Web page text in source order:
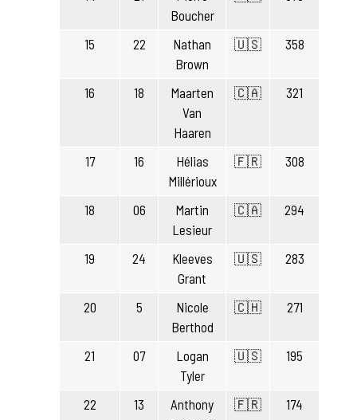
Boucher
15 22
Nathan
Brown
🇺🇸 358
16 18
Maarten
Van
Haaren
🇨🇦 321
17 16
Hélias
Millérioux
🇫🇷 308
18 06
Martin
Lesieur
🇨🇦 294
19 24
Kleeves
Grant
🇺🇸 283
20 5
Nicole
Berthod
🇨🇭 271
21 07
Logan
Tyler
🇺🇸 195
22 13
Anthony
🇫🇷 174